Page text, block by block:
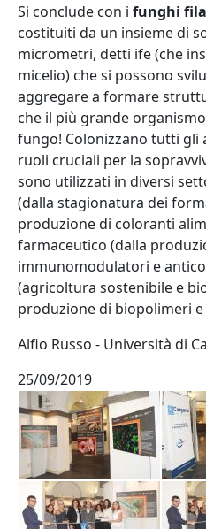
Si conclude con i funghi
costituiti da un insieme di
micrometri, detti ife (che
micelio) che si possono
aggregare a formare
che il più grande
fungo! Colonizzano tutti gli
ruoli cruciali per la
sono utilizzati in diversi
(dalla stagionatura dei
produzione di coloranti
farmaceutico (dalla
immunomodulatori e
(agricoltura sostenibile e
produzione di biopolimeri
Alfio Russo - Università di
25/09/2019